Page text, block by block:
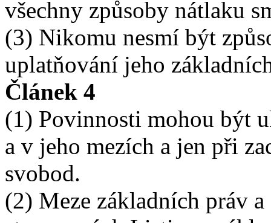
všechny způsoby nátlaku
(3) Nikomu nesmí být
uplatňování jeho
Článek 4
(1) Povinnosti mohou být
a v jeho mezích a jen při
svobod.
(2) Meze základních práv